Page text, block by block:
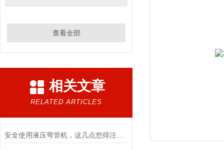
查看全部
相关文章
RELATED ARTICLES